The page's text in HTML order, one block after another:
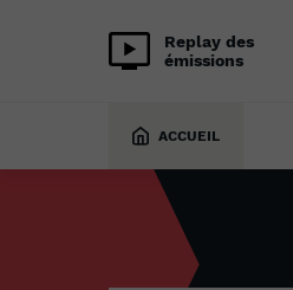
Replay des
émissions
ACCUEIL